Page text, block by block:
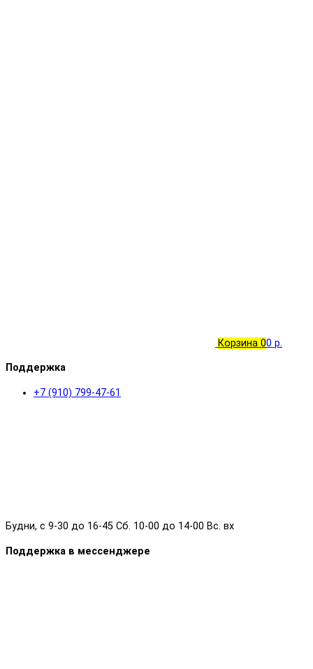
Корзина 00 р.
Поддержка
+7 (910) 799-47-61
Будни, с 9-30 до 16-45 Сб. 10-00 до 14-00 Вс. вх
Поддержка в мессенджере